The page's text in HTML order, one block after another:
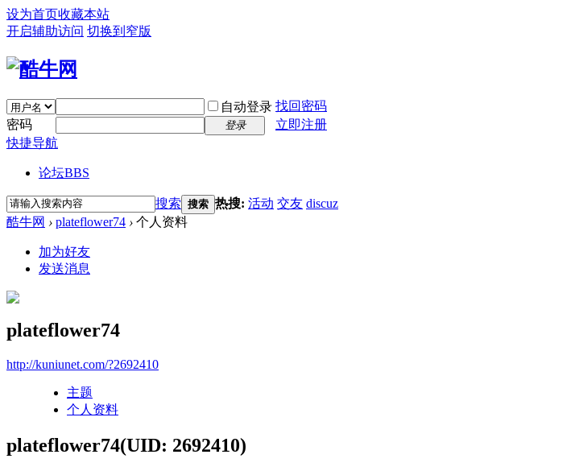
设为首页收藏本站
开启辅助访问 切换到窄版
自动登录 找回密码
密码
登录
立即注册
快捷导航
论坛BBS
搜索 搜索 热搜: 活动 交友 discuz
酷牛网 › plateflower74 › 个人资料
加为好友
发送消息
plateflower74
http://kuniunet.com/?2692410
主题
个人资料
plateflower74(UID: 2692410)